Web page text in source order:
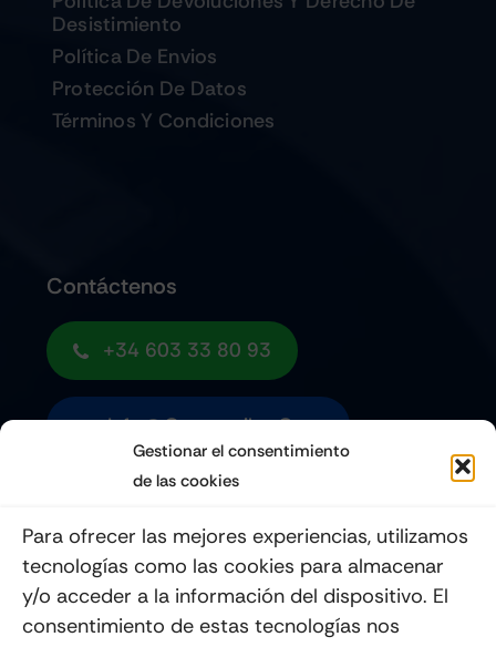
Gestionar el consentimiento
de las cookies
Para ofrecer las mejores experiencias, utilizamos
tecnologías como las cookies para almacenar
y/o acceder a la información del dispositivo. El
consentimiento de estas tecnologías nos
Desistimiento
Política De Envios
Protección De Datos
Términos Y Condiciones
Contáctenos
+34 603 33 80 93
Info@quemoviles.com
Enviar